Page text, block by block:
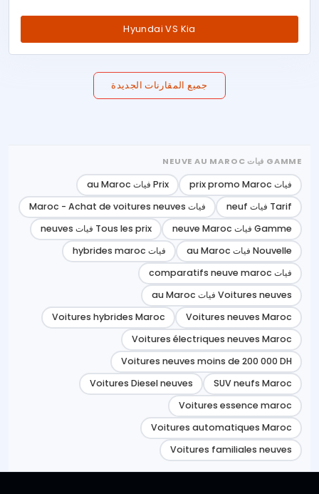
Hyundai VS Kia
جميع المقارنات الجديدة
GAMME فيات NEUVE AU MAROC
فيات prix promo Maroc
Prix فيات au Maroc
Tarif فيات neuf
فيات Maroc - Achat de voitures neuves
Gamme فيات neuve Maroc
Tous les prix فيات neuves
Nouvelle فيات au Maroc
فيات hybrides maroc
فيات comparatifs neuve maroc
Voitures neuves فيات au Maroc
Voitures neuves Maroc
Voitures hybrides Maroc
Voitures électriques neuves Maroc
Voitures neuves moins de 200 000 DH
SUV neufs Maroc
Voitures Diesel neuves
Voitures essence maroc
Voitures automatiques Maroc
Voitures familiales neuves